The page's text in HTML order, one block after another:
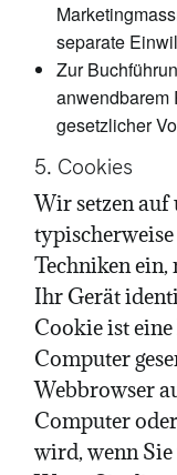
separate
Zur
anwendbarem
gesetzlicher
5. Cookies
Wir setzen auf
Techniken
Ihr Gerät
Cookie ist
Computer
Webbrowser
Computer
wird, wenn Sie